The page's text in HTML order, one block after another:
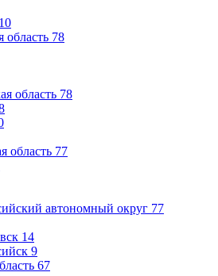
10
область 78
область 78
область 77
автономный округ 77
14
9
67